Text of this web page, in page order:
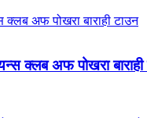
क्लब अफ पोखरा